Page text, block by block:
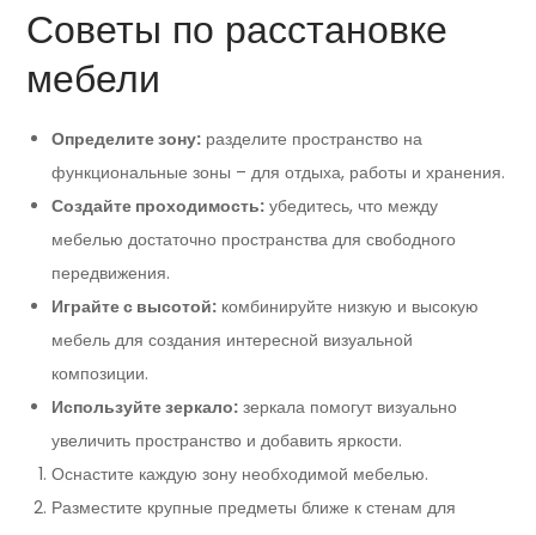
Советы по расстановке
мебели
Определите зону: разделите пространство на
функциональные зоны – для отдыха, работы и хранения.
Создайте проходимость: убедитесь, что между
мебелью достаточно пространства для свободного
передвижения.
Играйте с высотой: комбинируйте низкую и высокую
мебель для создания интересной визуальной
композиции.
Используйте зеркало: зеркала помогут визуально
увеличить пространство и добавить яркости.
Оснастите каждую зону необходимой мебелью.
Разместите крупные предметы ближе к стенам для